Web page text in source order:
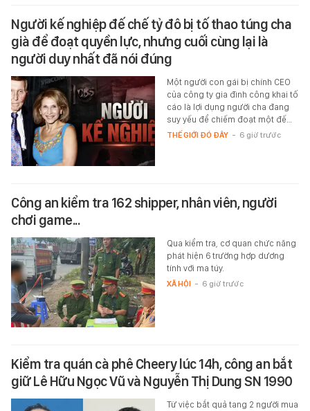
Người kế nghiệp đế chế tỷ đô bị tố thao túng cha
già để đoạt quyền lực, nhưng cuối cùng lại là
người duy nhất đã nói đúng
Một người con gái bị chính CEO
của công ty gia đình công khai tố
cáo là lợi dụng người cha đang
suy yếu để chiếm đoạt một đế…
THẾ GIỚI ĐÓ ĐÂY - 6 giờ trước
Công an kiểm tra 162 shipper, nhân viên, người
chơi game...
Qua kiểm tra, cơ quan chức năng
phát hiện 6 trường hợp dương
tính với ma túy.
XÃ HỘI - 6 giờ trước
Kiểm tra quán cà phê Cheery lúc 14h, công an bắt
giữ Lê Hữu Ngọc Vũ và Nguyễn Thị Dung SN 1990
Từ việc bắt quả tang 2 người mua